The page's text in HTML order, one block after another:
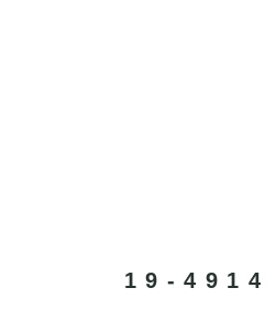
19-4914